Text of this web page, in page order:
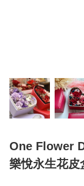
One Flower
樂悅永生花皮